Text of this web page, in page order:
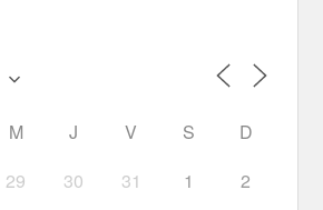
M J V S
D
29 30 31 1 2